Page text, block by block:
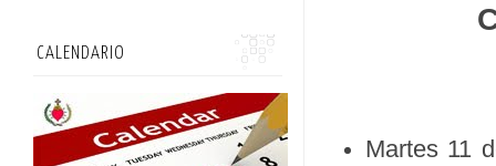
Martes 11
CALENDARIO